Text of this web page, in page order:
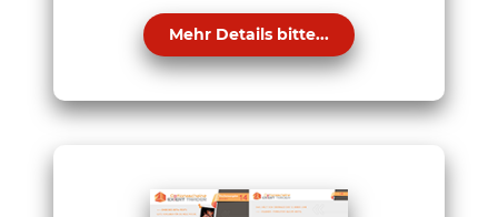
Mehr Details bitte...